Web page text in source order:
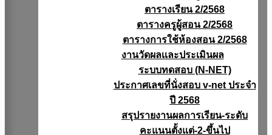
ตารางเรียน 2/2568
ตารางครูผู้สอน 2/2568
ตารางการใช้ห้องสอน 2/2568
งานวัดผลเเละประเมินผล
ระบบทดสอบ (N-NET)
ประกาศเลขที่นั่งสอบ v-net ประจำ
ปี 2568
สรุปรายงานผลการเรียน-ระดับ
คะแนนตั้งแต่-2-ขึ้นไป